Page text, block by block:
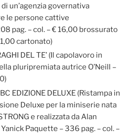
di un’agenzia governativa
le persone cattive
pag. – col. – € 16,00 brossurato
cartonato)
DEL TE’ (Il capolavoro in
pluripremiata autrice O’Neill –
EDIZIONE DELUXE (Ristampa in
Deluxe per la miniserie nata
e realizzata da Alan
Paquette – 336 pag. – col. –